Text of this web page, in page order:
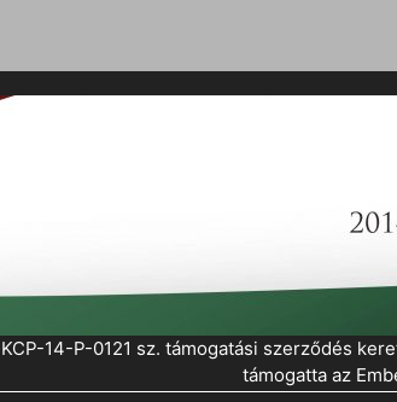
14-P-0121 sz. támogatási szerződés
támogatta az